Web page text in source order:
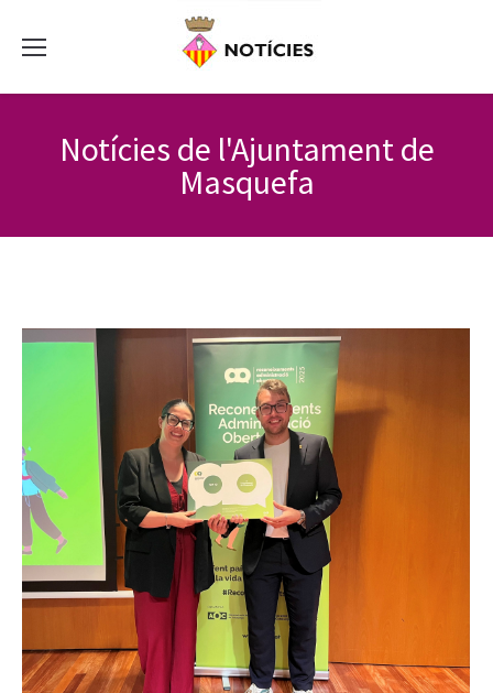
Notícies de l'Ajuntament de
Masquefa